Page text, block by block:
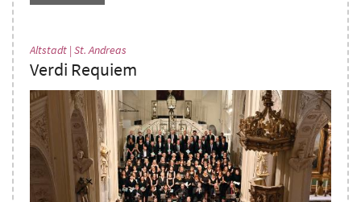
Altstadt | St. Andreas
Verdi Requiem